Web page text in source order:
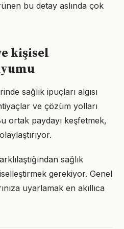
bu detay aslında çok
kişisel
sağlık ipuçları algısı
ve çözüm yolları
ortak paydayı keşfetmek,
sağlık
gerekiyor. Genel
uyarlamak en akıllıca